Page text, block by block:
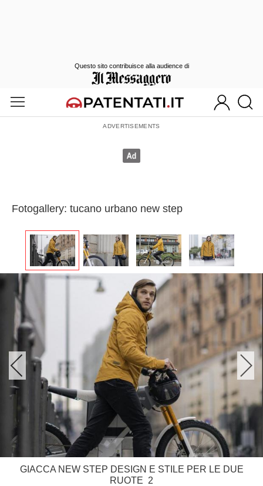
Fotogallery: tucano urbano new step
GIACCA NEW STEP DESIGN E STILE PER LE DUE
RUOTE 2
Questo sito contribuisce alla audience di